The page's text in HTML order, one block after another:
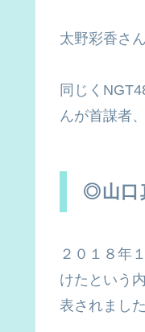
太野彩香さ
同じく
んが首謀者
◎山口
２０１８年
けたという
表されました